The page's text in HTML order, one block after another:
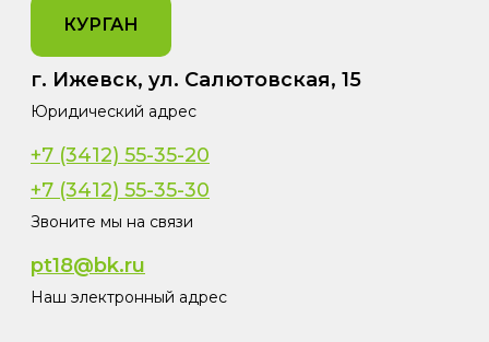
КУРГАН
г. Ижевск, ул. Салютовская, 15
Юридический адрес
+7 (3412) 55-35-20
+7 (3412) 55-35-30
Звоните мы на связи
pt18@bk.ru
Наш электронный адрес